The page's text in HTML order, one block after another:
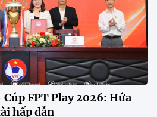
đầu Malaysia ở bán kết
người hâm mộ chào đón
Hà Nội